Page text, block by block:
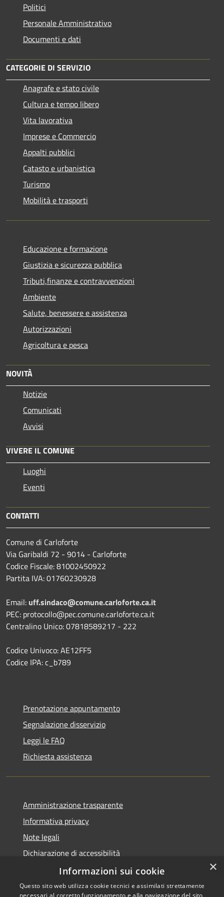
Politici
Personale Amministrativo
Documenti e dati
CATEGORIE DI SERVIZIO
Anagrafe e stato civile
Cultura e tempo libero
Vita lavorativa
Imprese e Commercio
Appalti pubblici
Catasto e urbanistica
Turismo
Mobilità e trasporti
Educazione e formazione
Giustizia e sicurezza pubblica
Tributi,finanze e contravvenzioni
Ambiente
Salute, benessere e assistenza
Autorizzazioni
Agricoltura e pesca
NOVITÀ
Notizie
Comunicati
Avvisi
VIVERE IL COMUNE
Luoghi
Eventi
CONTATTI
Comune di Carloforte
Via Garibaldi 72 - 9014 - Carloforte
Codice Fiscale: 81002450922
Partita IVA: 01760230928
Email: uff.sindaco@comune.carloforte.ca.it
PEC: protocollo@pec.comune.carloforte.ca.it
Centralino Unico: 07818589217 - 222
Codice Univoco: AE12FF5
Codice IPA: c_b789
Prenotazione appuntamento
Segnalazione disservizio
Leggi le FAQ
Richiesta assistenza
Amministrazione trasparente
Informativa privacy
Note legali
Dichiarazione di accessibilità
×
Informazioni sui cookie
Questo sito web utilizza cookie tecnici e assimilati strettamente
necessari al corretto funzionamento e alla navigazione del sito,